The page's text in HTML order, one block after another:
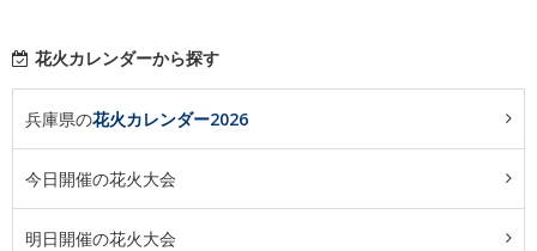
花火カレンダーから探す
兵庫県の花火カレンダー2026
今日開催の花火大会
明日開催の花火大会